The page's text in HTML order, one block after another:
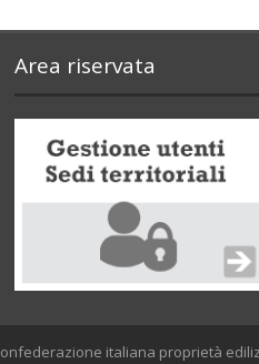
Area riservata
italiana proprietà